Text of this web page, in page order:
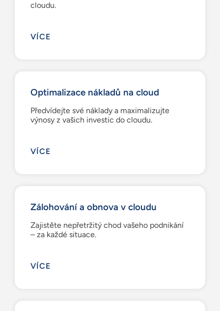
cloudu.
VÍCE
Optimalizace nákladů na cloud
Předvídejte své náklady a maximalizujte
výnosy z vašich investic do cloudu.
VÍCE
Zálohování a obnova v cloudu
Zajistěte nepřetržitý chod vašeho podnikání
– za každé situace.
VÍCE